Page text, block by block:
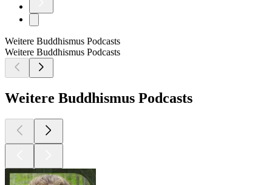
Weitere Buddhismus Podcasts
Weitere Buddhismus Podcasts
Weitere Buddhismus Podcasts